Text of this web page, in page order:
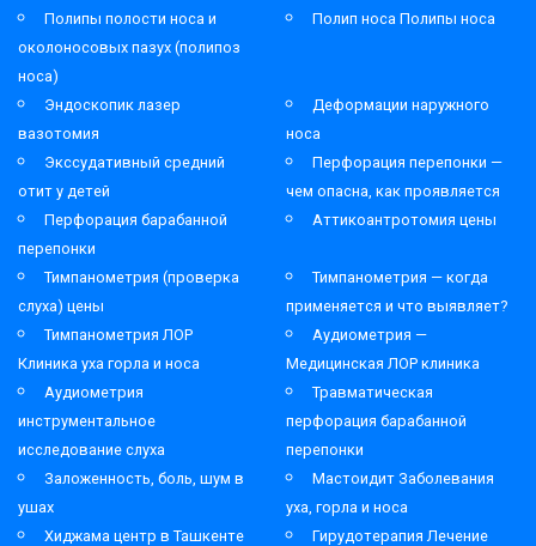
Полипы полости носа и
околоносовых пазух (полипоз
носа)
Полип носа Полипы носа
Эндоскопик лазер
вазотомия
Деформации наружного
носа
Экссудативный средний
отит у детей
Перфорация перепонки —
чем опасна, как проявляется
Перфорация барабанной
перепонки
Аттикоантротомия цены
Тимпанометрия (проверка
слуха) цены
Тимпанометрия — когда
применяется и что выявляет?
Тимпанометрия ЛОР
Клиника уха горла и носа
Аудиометрия —
Медицинская ЛОР клиника
Аудиометрия
инструментальное
исследование слуха
Травматическая
перфорация барабанной
перепонки
Заложенность, боль, шум в
ушах
Мастоидит Заболевания
уха, горла и носа
Хиджама центр в Ташкенте
Гирудотерапия Лечение